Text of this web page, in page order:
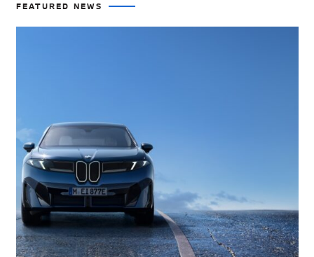
FEATURED NEWS